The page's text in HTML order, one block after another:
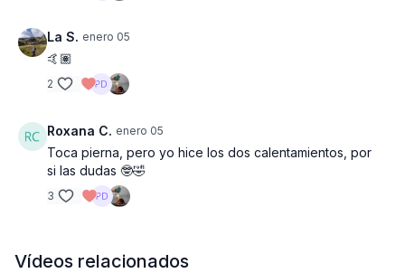
La S. enero 05
🤙🏽
2
Roxana C. enero 05
Toca pierna, pero yo hice los dos calentamientos, por
si las dudas 🤓🤣
3
Vídeos relacionados